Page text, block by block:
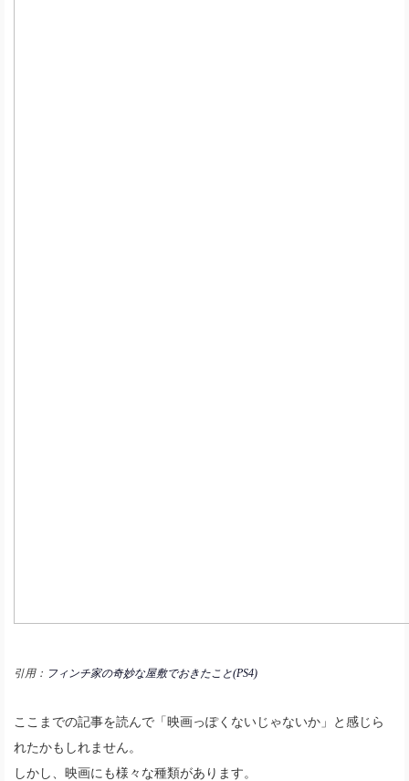
引用： フィンチ家の奇妙な屋敷でおきたこと(PS4)
ここまでの記事を読んで「映画っぽくないじゃないか」と感じら
れたかもしれません。
しかし、映画にも様々な種類があります。